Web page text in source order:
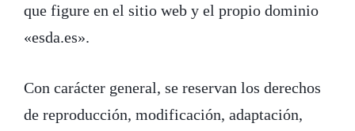
que figure en el sitio web y el propio dominio
«esda.es».
Con carácter general, se reservan los derechos
de reproducción, modificación, adaptación,